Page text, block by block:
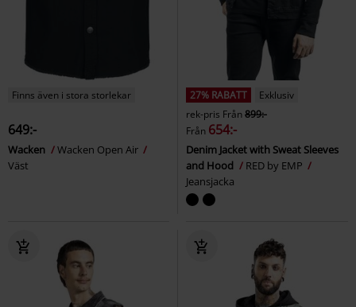
Finns även i stora storlekar
649:-
Wacken
Wacken Open Air
Väst
27% RABATT
Exklusiv
rek-pris Från899:-
Från 654:-
Denim Jacket with Sweat Sleeves
and Hood
RED by EMP
Jeansjacka